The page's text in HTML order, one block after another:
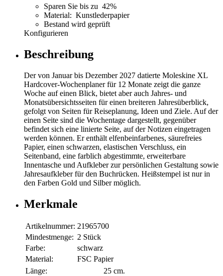
Sparen Sie bis zu 42%
Material: Kunstlederpapier
Bestand wird geprüft
Konfigurieren
Beschreibung
Der von Januar bis Dezember 2027 datierte Moleskine XL
Hardcover-Wochenplaner für 12 Monate zeigt die ganze
Woche auf einen Blick, bietet aber auch Jahres- und
Monatsübersichtsseiten für einen breiteren Jahresüberblick,
gefolgt von Seiten für Reiseplanung, Ideen und Ziele. Auf der
einen Seite sind die Wochentage dargestellt, gegenüber
befindet sich eine linierte Seite, auf der Notizen eingetragen
werden können. Er enthält elfenbeinfarbenes, säurefreies
Papier, einen schwarzen, elastischen Verschluss, ein
Seitenband, eine farblich abgestimmte, erweiterbare
Innentasche und Aufkleber zur persönlichen Gestaltung sowie
Jahresaufkleber für den Buchrücken. Heißstempel ist nur in
den Farben Gold und Silber möglich.
Merkmale
Artikelnummer: 21965700
Mindestmenge: 2 Stück
Farbe:
schwarz
Material:
FSC Papier
Länge:
25 cm.